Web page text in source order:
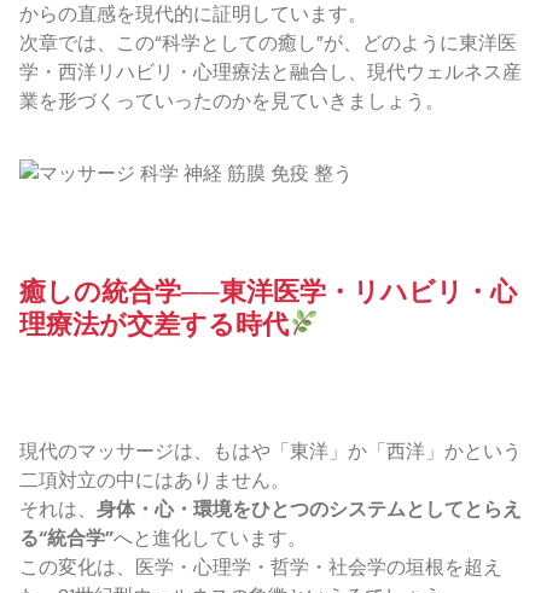
からの直感を現代的に証明しています。
次章では、この“科学としての癒し”が、どのように東洋医
学・西洋リハビリ・心理療法と融合し、現代ウェルネス産
業を形づくっていったのかを見ていきましょう。
癒しの統合学──東洋医学・リハビリ・心
理療法が交差する時代
現代のマッサージは、もはや「東洋」か「西洋」かという
二項対立の中にはありません。
それは、 身体・心・環境をひとつのシステムとしてとらえ
る“統合学”へと進化しています。
この変化は、医学・心理学・哲学・社会学の垣根を超え